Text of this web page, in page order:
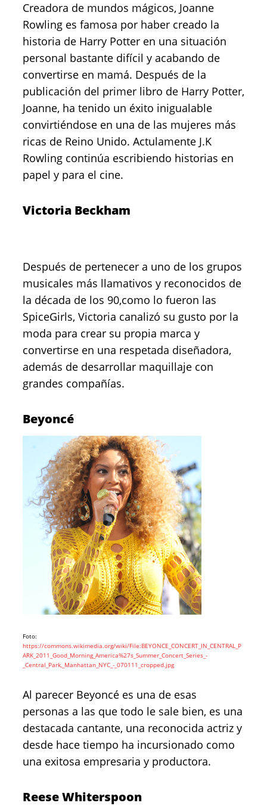
Creadora de mundos mágicos, Joanne
Rowling es famosa por haber creado la
historia de Harry Potter en una situación
personal bastante difícil y acabando de
convertirse en mamá. Después de la
publicación del primer libro de Harry Potter,
Joanne, ha tenido un éxito inigualable
convirtiéndose en una de las mujeres más
ricas de Reino Unido. Actulamente J.K
Rowling continúa escribiendo historias en
papel y para el cine.
Victoria Beckham
Después de pertenecer a uno de los grupos
musicales más llamativos y reconocidos de
la década de los 90,como lo fueron las
SpiceGirls, Victoria canalizó su gusto por la
moda para crear su propia marca y
convertirse en una respetada diseñadora,
además de desarrollar maquillaje con
grandes compañías.
Beyoncé
Foto:
https://commons.wikimedia.org/wiki/File:BEYONCE_CONCERT_IN_CENTRAL_P
ARK_2011_Good_Morning_America%27s_Summer_Concert_Series_-
_Central_Park,_Manhattan_NYC_-_070111_cropped.jpg
Al parecer Beyoncé es una de esas
personas a las que todo le sale bien, es una
destacada cantante, una reconocida actriz y
desde hace tiempo ha incursionado como
una exitosa empresaria y productora.
Reese Whiterspoon